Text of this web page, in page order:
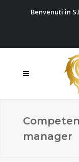
Benvenuti in
manager